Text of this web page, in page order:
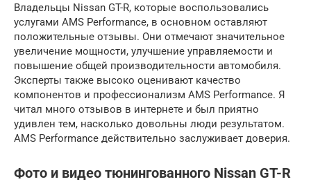
Владельцы Nissan GT-R, которые воспользовались
услугами AMS Performance, в основном оставляют
положительные отзывы. Они отмечают значительное
увеличение мощности, улучшение управляемости и
повышение общей производительности автомобиля.
Эксперты также высоко оценивают качество
компонентов и профессионализм AMS Performance. Я
читал много отзывов в интернете и был приятно
удивлен тем, насколько довольны люди результатом.
AMS Performance действительно заслуживает доверия.
Фото и видео тюнингованного Nissan GT-R